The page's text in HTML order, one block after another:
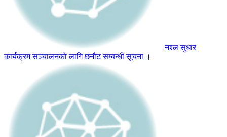
नश्ल सुधार
कार्यक्रम सञ्चालनको लागि छनौट सम्बन्धी सूचना ।